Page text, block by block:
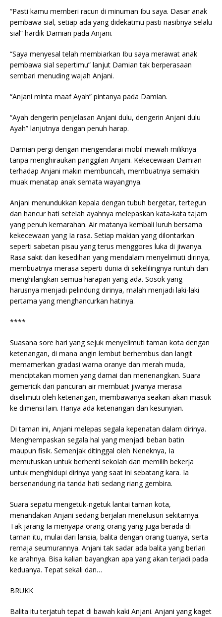
“Pasti kamu memberi racun di minuman Ibu saya. Dasar anak
pembawa sial, setiap ada yang didekatmu pasti nasibnya selalu
sial” hardik Damian pada Anjani.
“Saya menyesal telah membiarkan Ibu saya merawat anak
pembawa sial sepertimu” lanjut Damian tak berperasaan
sembari menuding wajah Anjani.
“Anjani minta maaf Ayah” pintanya pada Damian.
“Ayah dengerin penjelasan Anjani dulu, dengerin Anjani dulu
Ayah” lanjutnya dengan penuh harap.
Damian pergi dengan mengendarai mobil mewah miliknya
tanpa menghiraukan panggilan Anjani. Kekecewaan Damian
terhadap Anjani makin membuncah, membuatnya semakin
muak menatap anak semata wayangnya.
Anjani menundukkan kepala dengan tubuh bergetar, tertegun
dan hancur hati setelah ayahnya melepaskan kata-kata tajam
yang penuh kemarahan. Air matanya kembali luruh bersama
kekecewaan yang Ia rasa. Setiap makian yang dilontarkan
seperti sabetan pisau yang terus menggores luka di jiwanya.
Rasa sakit dan kesedihan yang mendalam menyelimuti dirinya,
membuatnya merasa seperti dunia di sekelilingnya runtuh dan
menghilangkan semua harapan yang ada. Sosok yang
harusnya menjadi pelindung dirinya, malah menjadi laki-laki
pertama yang menghancurkan hatinya.
****
Suasana sore hari yang sejuk menyelimuti taman kota dengan
ketenangan, di mana angin lembut berhembus dan langit
memamerkan gradasi warna oranye dan merah muda,
menciptakan momen yang damai dan menenangkan. Suara
gemericik dari pancuran air membuat jiwanya merasa
diselimuti oleh ketenangan, membawanya seakan-akan masuk
ke dimensi lain. Hanya ada ketenangan dan kesunyian.
Di taman ini, Anjani melepas segala kepenatan dalam dirinya.
Menghempaskan segala hal yang menjadi beban batin
maupun fisik. Semenjak ditinggal oleh Neneknya, Ia
memutuskan untuk berhenti sekolah dan memilih bekerja
untuk menghidupi dirinya yang saat ini sebatang kara. Ia
bersenandung ria tanda hati sedang riang gembira.
Suara sepatu mengetuk-ngetuk lantai taman kota,
menandakan Anjani sedang berjalan menelusuri sekitarnya.
Tak jarang Ia menyapa orang-orang yang juga berada di
taman itu, mulai dari lansia, balita dengan orang tuanya, serta
remaja seumurannya. Anjani tak sadar ada balita yang berlari
ke arahnya. Bisa kalian bayangkan apa yang akan terjadi pada
keduanya. Tepat sekali dan…
BRUKK
Balita itu terjatuh tepat di bawah kaki Anjani. Anjani yang kaget